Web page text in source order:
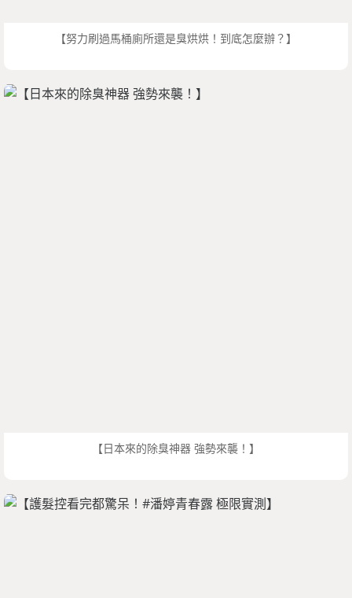
【努力刷過馬桶廁所還是臭烘烘！到底怎麼辦？】
【日本來的除臭神器 強勢來襲！】